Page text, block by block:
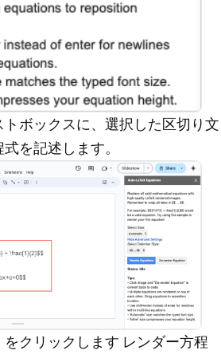
ボックスに、選択した区切り文
を記述します。
クリックします レンダー方程